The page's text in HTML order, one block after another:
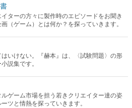
ターの方々に製作時のエピソードをお聞き
（ゲーム）とは何か？を探っていきます。
はいけない。『赫本』は、〈試験問題〉の形
説集です。
ルゲーム市場を担う若きクリエイター達の姿
ツと情熱を探っていきます。